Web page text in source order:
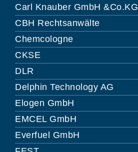
Carl Knauber GmbH &Co.KG
CBH Rechtsanwälte
Chemcologne
CKSE
DLR
Delphin Technology AG
Elogen GmbH
EMCEL GmbH
Everfuel GmbH